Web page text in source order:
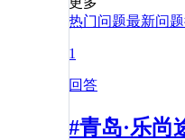
热门问题最新问题
1
回答
#青岛·乐尚